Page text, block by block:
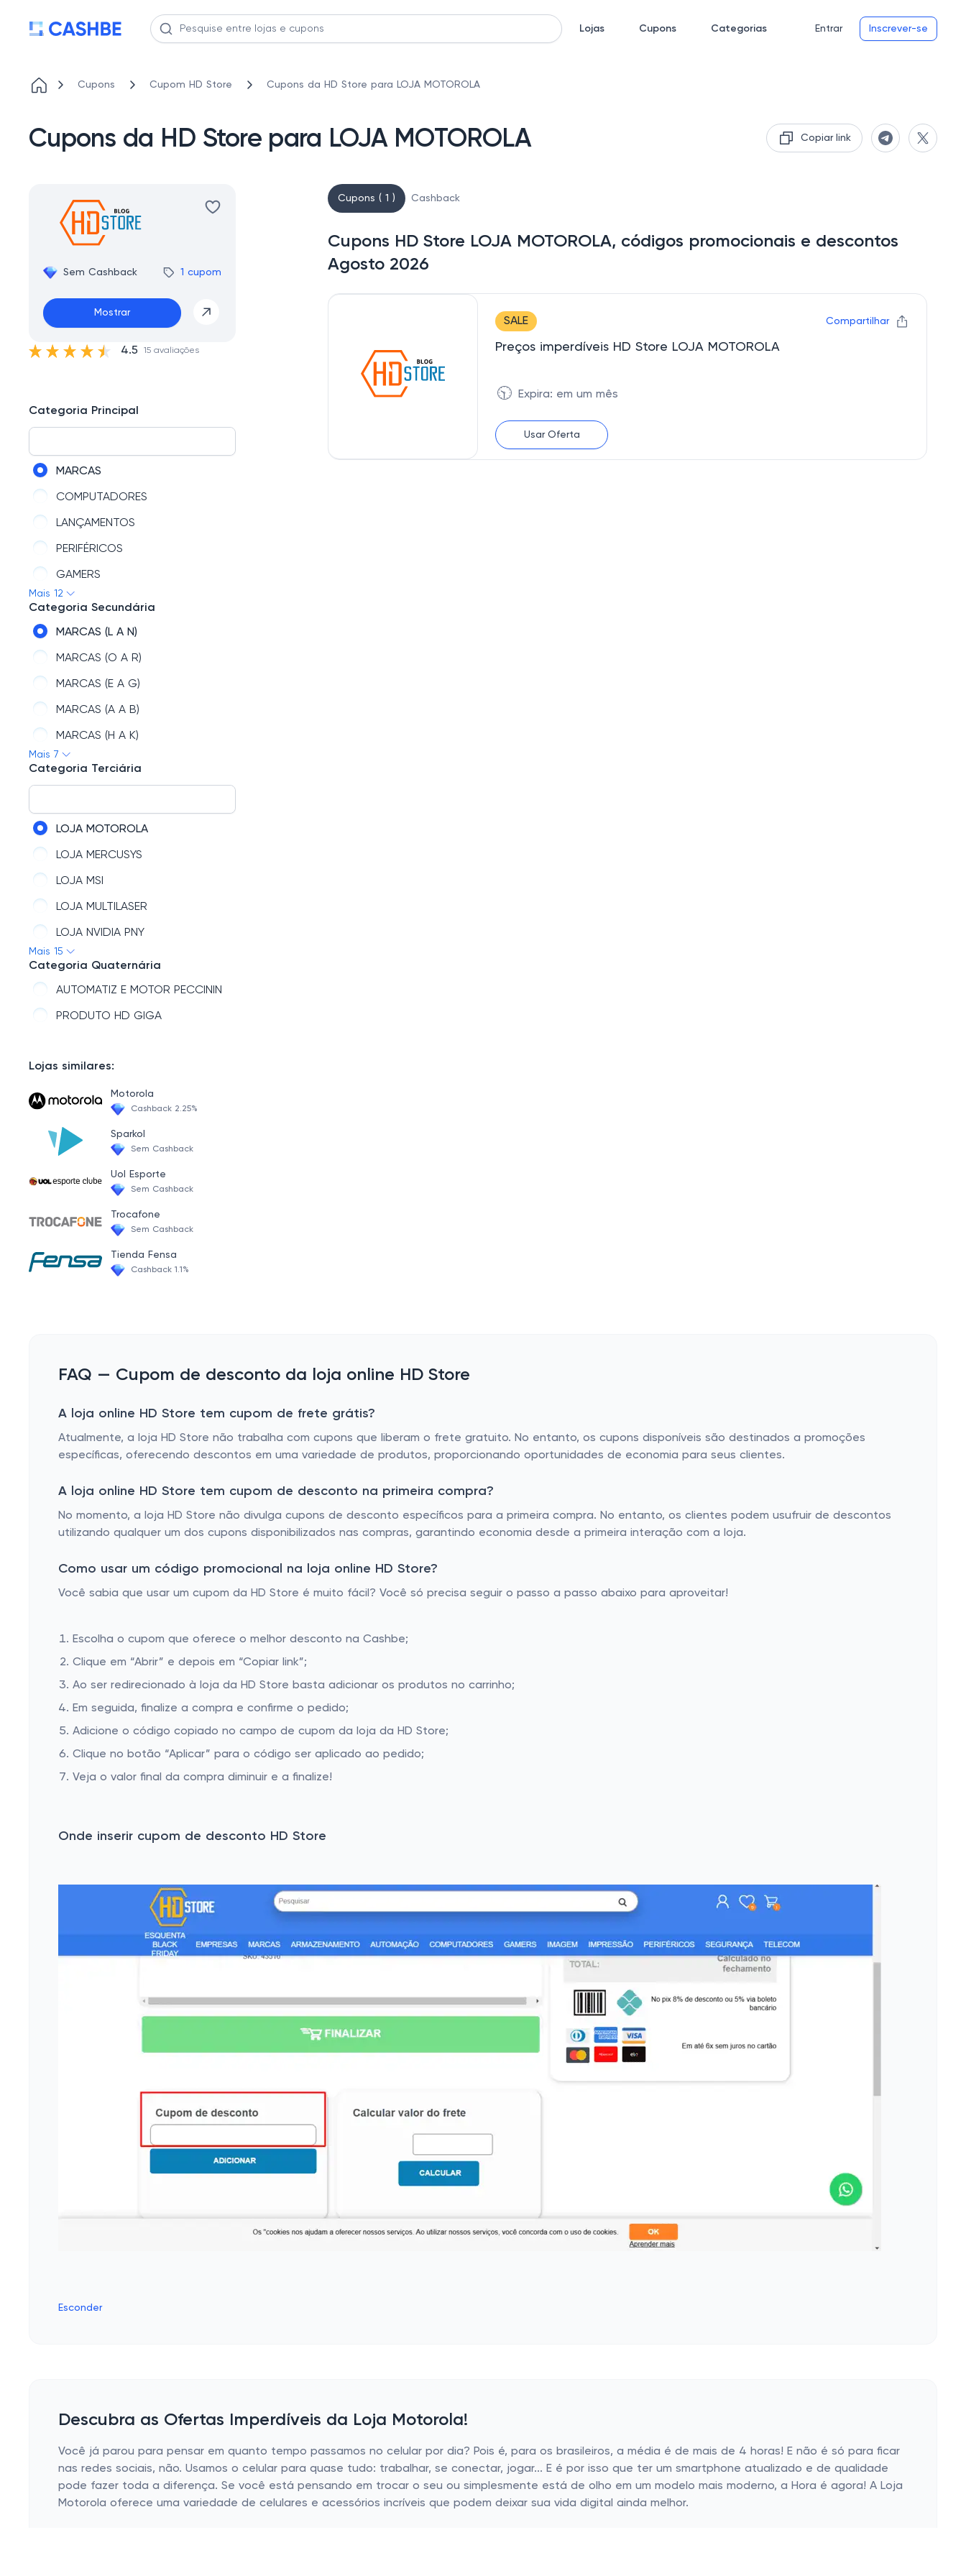
Lojas Cupons Categorias Entrar Inscrever-se
Cupons Cupom HD Store Cupons da HD Store para LOJA MOTOROLA
Cupons da HD Store para LOJA MOTOROLA Copiar link
Sem Cashback 1 cupom
Mostrar
4.5 15 avaliações
Categoria Principal
MARCAS
COMPUTADORES
LANÇAMENTOS
PERIFÉRICOS
GAMERS
TELECOM
AUTOMAÇÃO
IMAGEM
IMPRESSÃO
PLACAS DE VIDEO GAINWARD
ARMAZENAMENTO
SEGURANÇA
Mais 12
Categoria Secundária
MARCAS (L A N)
MARCAS (O A R)
MARCAS (E A G)
MARCAS (A A B)
MARCAS (H A K)
MARCAS (C A D)
MARCAS (S A Z)
Mais 7
Categoria Terciária
LOJA MOTOROLA
LOJA MERCUSYS
LOJA MSI
LOJA MULTILASER
LOJA NVIDIA PNY
LOJA MAX ELETRON
LOJA MICROSOFT
LOJA LIKETEC
LOJA MEGATRON
LOJA LOGITECH
LOJA NAZDA
LOJA LENOVO
Mais 15
Categoria Quaternária
AUTOMATIZ E MOTOR PECCININ
PRODUTO HD GIGA
Lojas similares:
Motorola
Cashback 2.25%
Sparkol
Sem Cashback
Uol Esporte
Sem Cashback
Trocafone
Sem Cashback
Tienda Fensa
Cashback 1.1%
Cupons ( 1 ) Cashback
Cupons HD Store LOJA MOTOROLA, códigos promocionais e descontos
Agosto 2026
SALE Compartilhar
Preços imperdíveis HD Store LOJA MOTOROLA
🕥 Expira: em um mês
Usar Oferta
FAQ — Cupom de desconto da loja online HD Store
A loja online HD Store tem cupom de frete grátis?
Atualmente, a loja HD Store não trabalha com cupons que liberam o frete gratuito. No entanto, os cupons disponíveis são destinados a promoções
específicas, oferecendo descontos em uma variedade de produtos, proporcionando oportunidades de economia para seus clientes.
A loja online HD Store tem cupom de desconto na primeira compra?
No momento, a loja HD Store não divulga cupons de desconto específicos para a primeira compra. No entanto, os clientes podem usufruir de descontos
utilizando qualquer um dos cupons disponibilizados nas compras, garantindo economia desde a primeira interação com a loja.
Como usar um código promocional na loja online HD Store?
Você sabia que usar um cupom da HD Store é muito fácil? Você só precisa seguir o passo a passo abaixo para aproveitar!
Escolha o cupom que oferece o melhor desconto na Cashbe;
Clique em “Abrir” e depois em “Copiar link”;
Ao ser redirecionado à loja da HD Store basta adicionar os produtos no carrinho;
Em seguida, finalize a compra e confirme o pedido;
Adicione o código copiado no campo de cupom da loja da HD Store;
Clique no botão “Aplicar” para o código ser aplicado ao pedido;
Veja o valor final da compra diminuir e a finalize!
Onde inserir cupom de desconto HD Store
Esconder
Descubra as Ofertas Imperdíveis da Loja Motorola!
Você já parou para pensar em quanto tempo passamos no celular por dia? Pois é, para os brasileiros, a média é de mais de 4 horas! E não é só para ficar
nas redes sociais, não. Usamos o celular para quase tudo: trabalhar, se conectar, jogar... E é por isso que ter um smartphone atualizado e de qualidade
pode fazer toda a diferença. Se você está pensando em trocar o seu ou simplesmente está de olho em um modelo mais moderno, a Hora é agora! A Loja
Motorola oferece uma variedade de celulares e acessórios incríveis que podem deixar sua vida digital ainda melhor.